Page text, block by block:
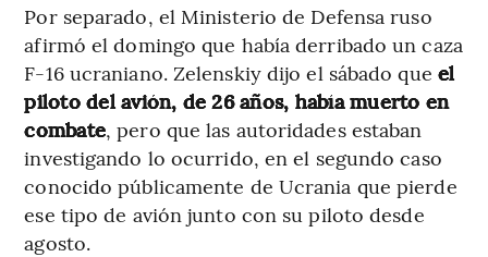
Por separado, el Ministerio de Defensa ruso
afirmó el domingo que había derribado un caza
F-16 ucraniano. Zelenskiy dijo el sábado que el
piloto del avión, de 26 años, había muerto en
combate, pero que las autoridades estaban
investigando lo ocurrido, en el segundo caso
conocido públicamente de Ucrania que pierde
ese tipo de avión junto con su piloto desde
agosto.